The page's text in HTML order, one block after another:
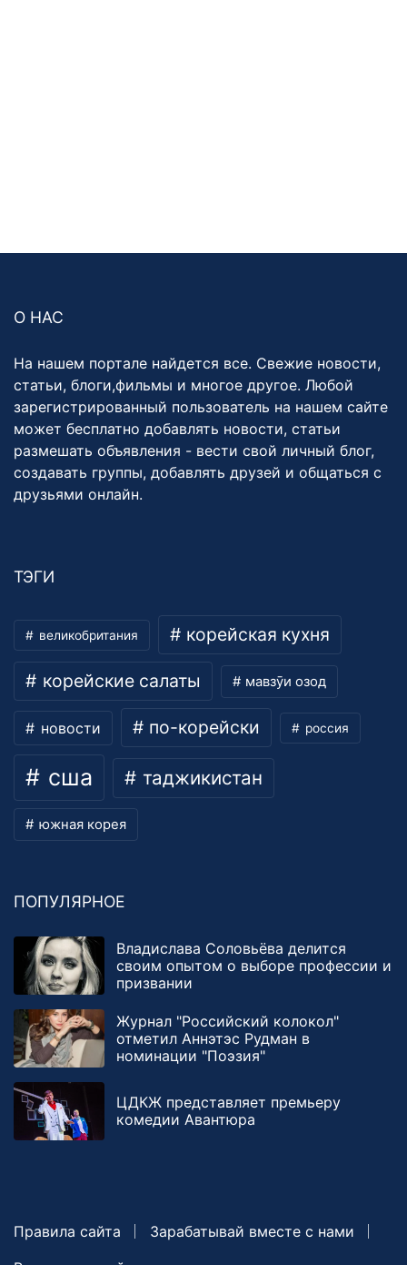
О НАС
На нашем портале найдется все. Свежие новости,
статьи, блоги,фильмы и многое другое. Любой
зарегистрированный пользователь на нашем сайте
может бесплатно добавлять новости, статьи
размешать объявления - вести свой личный блог,
создавать группы, добавлять друзей и общаться с
друзьями онлайн.
ТЭГИ
великобритания корейская кухня
корейские салаты мавзӯи озод
новости по-корейски россия
сша таджикистан
южная корея
ПОПУЛЯРНОЕ
Владислава Соловьёва делится
своим опытом о выборе профессии и
призвании
Журнал "Российский колокол"
отметил Аннэтэс Рудман в
номинации "Поэзия"
ЦДКЖ представляет премьеру
комедии Авантюра
Правила сайта
Зарабатывай вместе с нами